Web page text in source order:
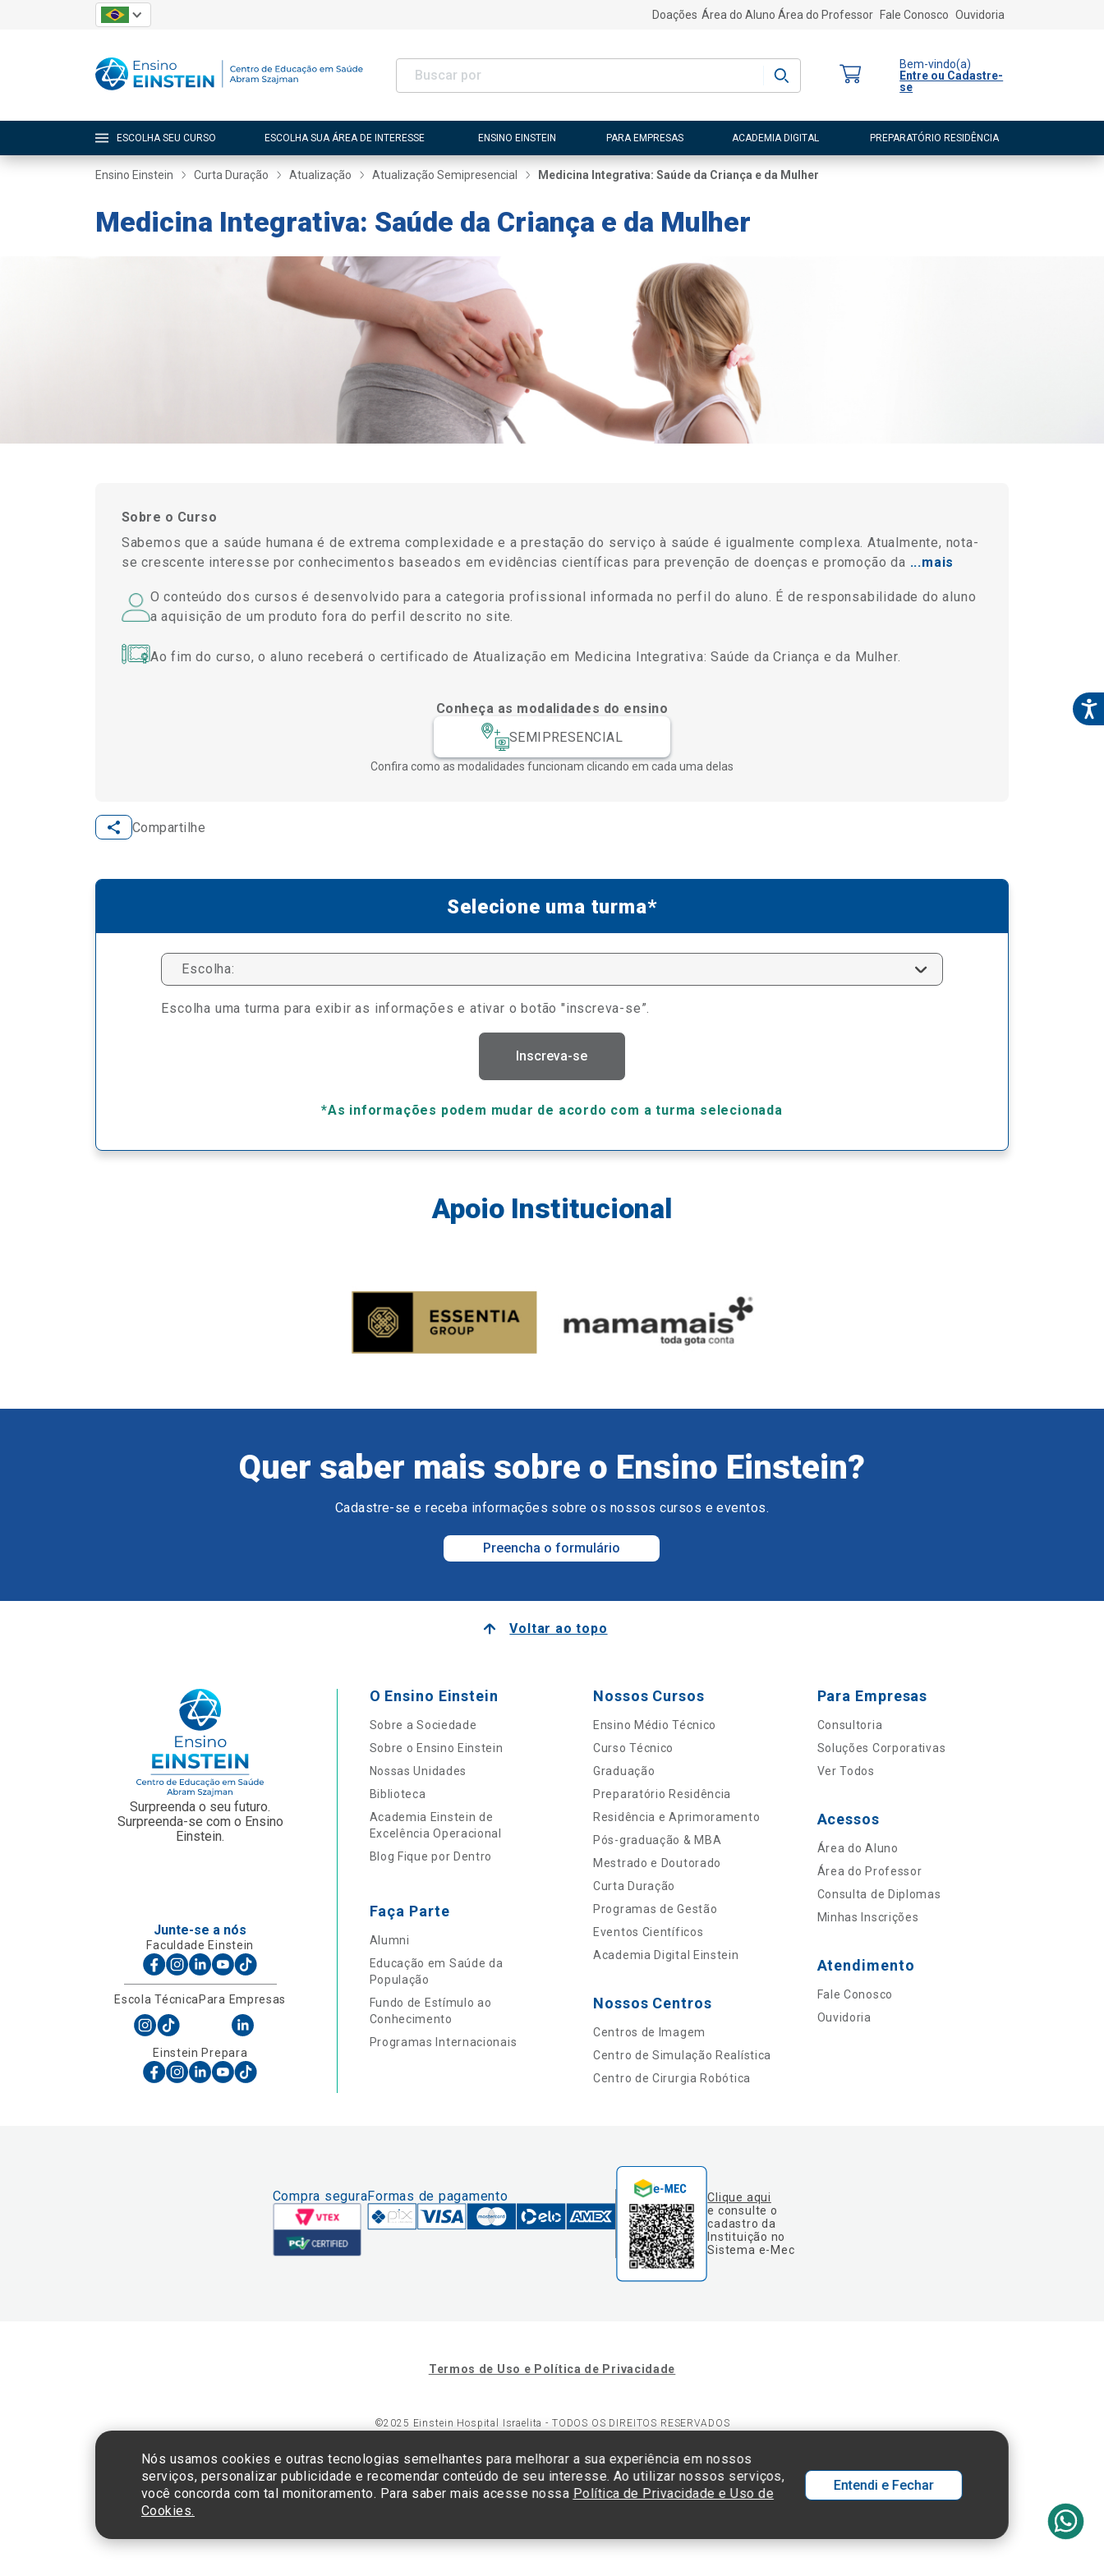
Doações Área do Aluno Área do Professor Fale Conosco Ouvidoria
Bem-vindo(a)
Entre ou Cadastre-
se
ESCOLHA SEU CURSO ESCOLHA SUA ÁREA DE INTERESSE ENSINO EINSTEIN PARA EMPRESAS ACADEMIA DIGITAL PREPARATÓRIO RESIDÊNCIA
Ensino Einstein Curta Duração Atualização Atualização Semipresencial Medicina Integrativa: Saúde da Criança e da Mulher
Medicina Integrativa: Saúde da Criança e da Mulher
Sobre o Curso
Sabemos que a saúde humana é de extrema complexidade e a prestação do serviço à saúde é igualmente complexa. Atualmente, nota-
se crescente interesse por conhecimentos baseados em evidências científicas para prevenção de doenças e promoção da ...mais
O conteúdo dos cursos é desenvolvido para a categoria profissional informada no perfil do aluno. É de responsabilidade do aluno
a aquisição de um produto fora do perfil descrito no site.
Ao fim do curso, o aluno receberá o certificado de Atualização em Medicina Integrativa: Saúde da Criança e da Mulher.
Conheça as modalidades do ensino
SEMIPRESENCIAL
Confira como as modalidades funcionam clicando em cada uma delas
Compartilhe
Selecione uma turma*
Escolha:
Escolha uma turma para exibir as informações e ativar o botão "inscreva-se”.
Inscreva-se
*As informações podem mudar de acordo com a turma selecionada
Apoio Institucional
Quer saber mais sobre o Ensino Einstein?
Cadastre-se e receba informações sobre os nossos cursos e eventos.
Preencha o formulário
Voltar ao topo
Surpreenda o seu futuro.
Surpreenda-se com o Ensino
Einstein.
Junte-se a nós
Faculdade Einstein
Escola Técnica Para Empresas
Einstein Prepara
O Ensino Einstein
Sobre a Sociedade
Sobre o Ensino Einstein
Nossas Unidades
Biblioteca
Academia Einstein de
Excelência Operacional
Blog Fique por Dentro
Faça Parte
Alumni
Educação em Saúde da
População
Fundo de Estímulo ao
Conhecimento
Programas Internacionais
Nossos Cursos
Ensino Médio Técnico
Curso Técnico
Graduação
Preparatório Residência
Residência e Aprimoramento
Pós-graduação & MBA
Mestrado e Doutorado
Curta Duração
Programas de Gestão
Eventos Científicos
Academia Digital Einstein
Nossos Centros
Centros de Imagem
Centro de Simulação Realística
Centro de Cirurgia Robótica
Para Empresas
Consultoria
Soluções Corporativas
Ver Todos
Acessos
Área do Aluno
Área do Professor
Consulta de Diplomas
Minhas Inscrições
Atendimento
Fale Conosco
Ouvidoria
Compra seguraFormas de pagamento
Clique aqui
e consulte o
cadastro da
Instituição no
Sistema e-Mec
Termos de Uso e Política de Privacidade
©2025 Einstein Hospital Israelita - TODOS OS DIREITOS RESERVADOS
Nós usamos cookies e outras tecnologias semelhantes para melhorar a sua experiência em nossos
serviços, personalizar publicidade e recomendar conteúdo de seu interesse. Ao utilizar nossos serviços,
você concorda com tal monitoramento. Para saber mais acesse nossa Política de Privacidade e Uso de
Cookies.
Entendi e Fechar